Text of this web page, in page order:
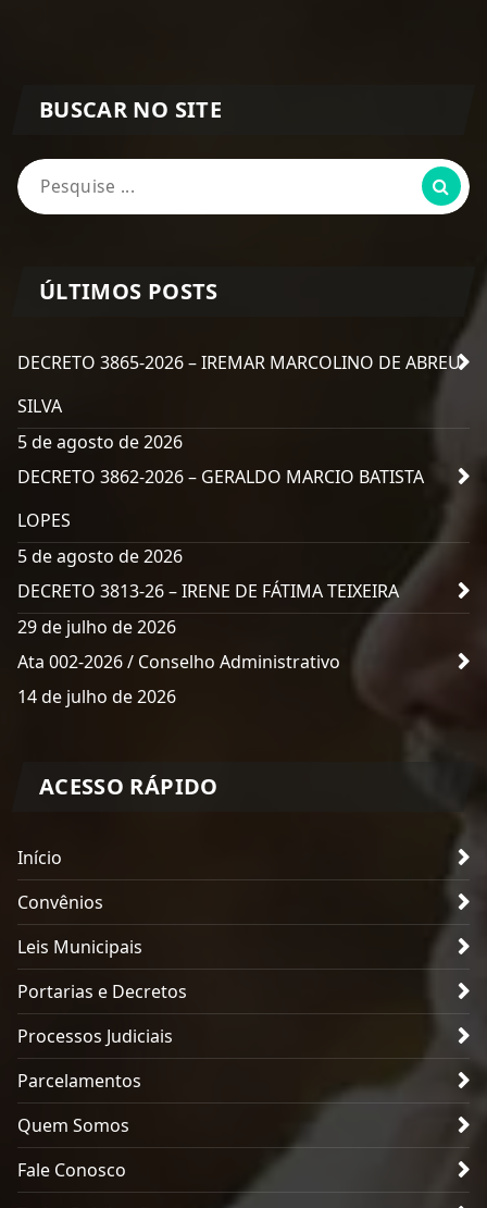
BUSCAR NO SITE
Pesquisa
por:
ÚLTIMOS POSTS
DECRETO 3865-2026 – IREMAR MARCOLINO DE ABREU
SILVA
5 de agosto de 2026
DECRETO 3862-2026 – GERALDO MARCIO BATISTA
LOPES
5 de agosto de 2026
DECRETO 3813-26 – IRENE DE FÁTIMA TEIXEIRA
29 de julho de 2026
Ata 002-2026 / Conselho Administrativo
14 de julho de 2026
ACESSO RÁPIDO
Início
Convênios
Leis Municipais
Portarias e Decretos
Processos Judiciais
Parcelamentos
Quem Somos
Fale Conosco